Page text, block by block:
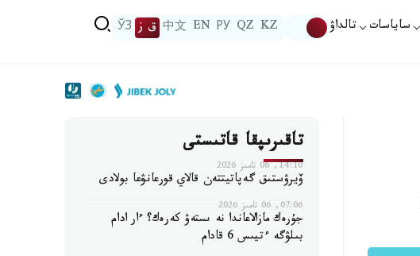
ساياسات تالداۋ KZ
QZ
РУ
EN
中文 ق ز ЎЗ
تاقىرىپقا قاتىستى
14:10, 06 تامىز 2026
ۆيرۋستىق گەپاتيتتەن قالاي قورعانۋعا بولادى
07:06, 06 تامىز 2026
جۇرەك مازالاعاندا نە ىستەۋ كەرەك؟ ءار ادام
بىلۋگە ءتيىس 6 قادام